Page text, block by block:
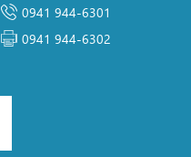
0941 944-6301
0941 944-6302